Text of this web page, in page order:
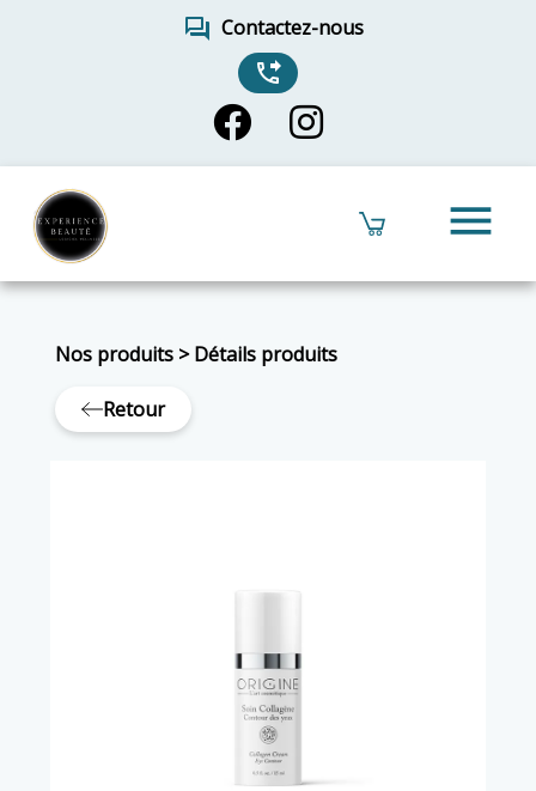
forum Contactez-nous
phone_forwarded
menu
Nos produits>Détails produits
Retour